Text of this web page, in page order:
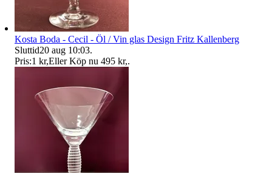
Kosta Boda - Cecil - Öl / Vin glas Design Fritz Kallenberg
Sluttid20 aug 10:03.
Pris:1 kr,Eller Köp nu 495 kr,.